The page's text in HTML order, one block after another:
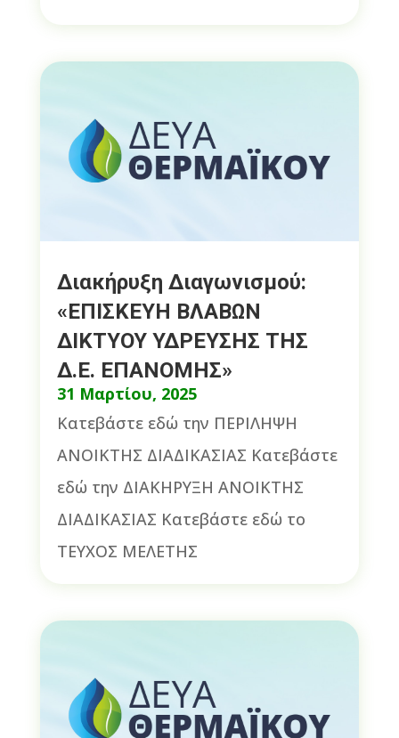
Διακήρυξη Διαγωνισμού:
«ΕΠΙΣΚΕΥΗ ΒΛΑΒΩΝ
ΔΙΚΤΥΟΥ ΥΔΡΕΥΣΗΣ ΤΗΣ
Δ.Ε. ΕΠΑΝΟΜΗΣ»
31 Μαρτίου, 2025
Κατεβάστε εδώ την ΠΕΡΙΛΗΨΗ
ΑΝΟΙΚΤΗΣ ΔΙΑΔΙΚΑΣΙΑΣ Κατεβάστε
εδώ την ΔΙΑΚΗΡΥΞΗ ΑΝΟΙΚΤΗΣ
ΔΙΑΔΙΚΑΣΙΑΣ Κατεβάστε εδώ το
ΤΕΥΧΟΣ ΜΕΛΕΤΗΣ